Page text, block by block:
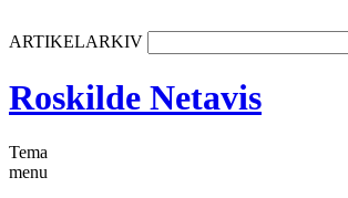
ARTIKELARKIV
Roskilde Netavis
Tema
menu